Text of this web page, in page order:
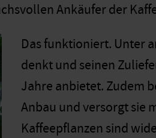
Ankäufer der
Das funktioniert. Unter
denkt und seinen
Jahre anbietet. Zudem
Anbau und versorgt sie
Kaffeepflanzen sind